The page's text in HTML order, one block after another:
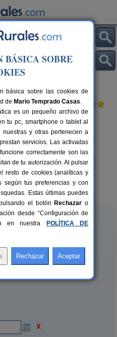
de Millanes
2-18+4 pers.
desde25 €
(Cáceres)
X
SOBRE
básica sobre las cookies de
de Mario Temprado Casas.
es un pequeño archivo de
tu pc, smartphone o tablet al
y otras pertenecen a
servicios. Las activadas
correctamente son las
de tu autorización. Al pulsar
resto de cookies (analíticas y
según tus preferencias y con
Estas últimas puedes
el botón Rechazar o
desde “Configuración de
en nuestra
POLÍTICA DE